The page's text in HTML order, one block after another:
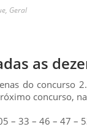
, Geral
as
do concurso
concurso,
– 33 – 46 – 47 –